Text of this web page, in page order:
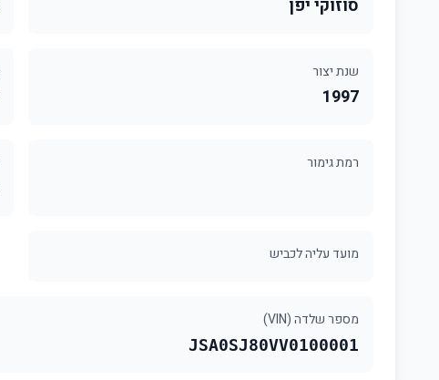
סוזוקי יפן
שנת יצור
1997
רמת גימור
מועד עליה לכביש
מספר שלדה (VIN)
JSA0SJ80VV0100001